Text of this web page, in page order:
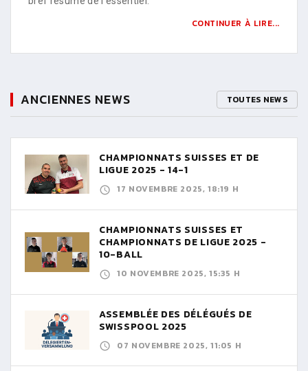
CONTINUER À LIRE...
ANCIENNES NEWS TOUTES NEWS
CHAMPIONNATS SUISSES ET DE
LIGUE 2025 - 14-1
17 NOVEMBRE 2025, 18:19 H
CHAMPIONNATS SUISSES ET
CHAMPIONNATS DE LIGUE 2025 -
10-BALL
10 NOVEMBRE 2025, 15:35 H
ASSEMBLÉE DES DÉLÉGUÉS DE
SWISSPOOL 2025
07 NOVEMBRE 2025, 11:05 H